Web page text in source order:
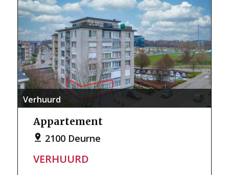
Verhuurd
Appartement
2100 Deurne
VERHUURD